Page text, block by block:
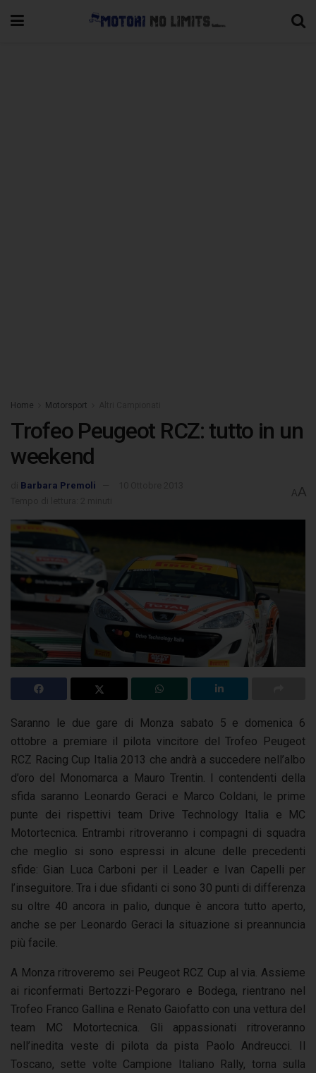
Home Motorsport
Trofeo Peugeot RCZ: tutto in un
weekend
Barbara Premoli
AA
Saranno le due gare di Monza sabato 5 e domenica 6
ottobre a premiare il pilota vincitore del Trofeo Peugeot
RCZ Racing Cup Italia 2013 che andrà a succedere nell’albo
d’oro del Monomarca a Mauro Trentin. I contendenti della
sfida saranno Leonardo Geraci e Marco Coldani, le prime
punte dei rispettivi team Drive Technology Italia e MC
Motortecnica. Entrambi ritroveranno i compagni di squadra
che meglio si sono espressi in alcune delle precedenti
sfide: Gian Luca Carboni per il Leader e Ivan Capelli per
l’inseguitore. Tra i due sfidanti ci sono 30 punti di differenza
su oltre 40 ancora in palio, dunque è ancora tutto aperto,
anche se per Leonardo Geraci la situazione si preannuncia
più facile.
A Monza ritroveremo sei Peugeot RCZ Cup al via. Assieme
ai riconfermati Bertozzi-Pegoraro e Bodega, rientrano nel
Trofeo Franco Gallina e Renato Gaiofatto con una vettura del
team MC Motortecnica. Gli appassionati ritroveranno
nell’inedita veste di pilota da pista Paolo Andreucci. Il
Toscano, sette volte Campione Italiano Rally, torna sulla